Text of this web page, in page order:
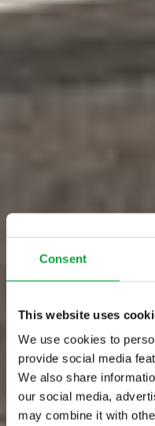
Consent
This website uses
We use cookies to
provide social media
We also share
our social media,
may combine it with